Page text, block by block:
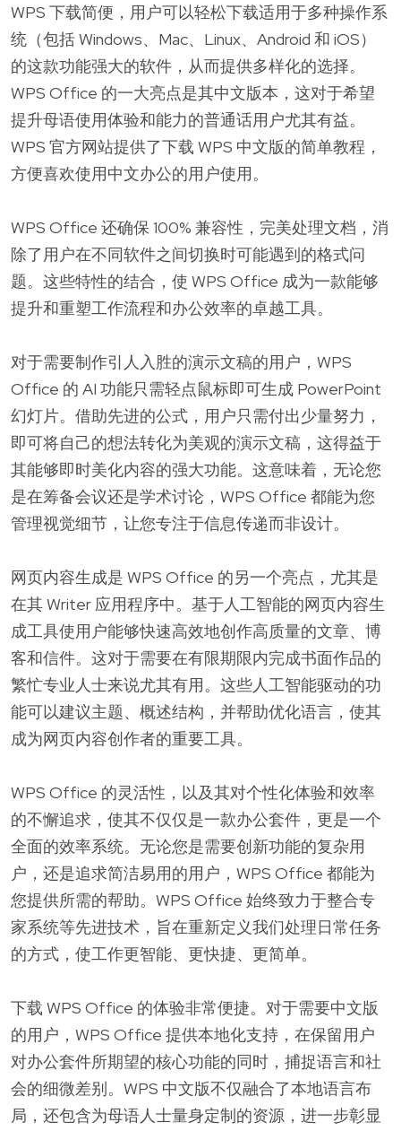
WPS 下载简便，用户可以轻松下载适用于多种操作系
统（包括 Windows、Mac、Linux、Android 和 iOS）
的这款功能强大的软件，从而提供多样化的选择。
WPS Office 的一大亮点是其中文版本，这对于希望
提升母语使用体验和能力的普通话用户尤其有益。
WPS 官方网站提供了下载 WPS 中文版的简单教程，
方便喜欢使用中文办公的用户使用。
WPS Office 还确保 100% 兼容性，完美处理文档，消
除了用户在不同软件之间切换时可能遇到的格式问
题。这些特性的结合，使 WPS Office 成为一款能够
提升和重塑工作流程和办公效率的卓越工具。
对于需要制作引人入胜的演示文稿的用户，WPS
Office 的 AI 功能只需轻点鼠标即可生成 PowerPoint
幻灯片。借助先进的公式，用户只需付出少量努力，
即可将自己的想法转化为美观的演示文稿，这得益于
其能够即时美化内容的强大功能。这意味着，无论您
是在筹备会议还是学术讨论，WPS Office 都能为您
管理视觉细节，让您专注于信息传递而非设计。
网页内容生成是 WPS Office 的另一个亮点，尤其是
在其 Writer 应用程序中。基于人工智能的网页内容生
成工具使用户能够快速高效地创作高质量的文章、博
客和信件。这对于需要在有限期限内完成书面作品的
繁忙专业人士来说尤其有用。这些人工智能驱动的功
能可以建议主题、概述结构，并帮助优化语言，使其
成为网页内容创作者的重要工具。
WPS Office 的灵活性，以及其对个性化体验和效率
的不懈追求，使其不仅仅是一款办公套件，更是一个
全面的效率系统。无论您是需要创新功能的复杂用
户，还是追求简洁易用的用户，WPS Office 都能为
您提供所需的帮助。WPS Office 始终致力于整合专
家系统等先进技术，旨在重新定义我们处理日常任务
的方式，使工作更智能、更快捷、更简单。
下载 WPS Office 的体验非常便捷。对于需要中文版
的用户，WPS Office 提供本地化支持，在保留用户
对办公套件所期望的核心功能的同时，捕捉语言和社
会的细微差别。WPS 中文版不仅融合了本地语言布
局，还包含为母语人士量身定制的资源，进一步彰显